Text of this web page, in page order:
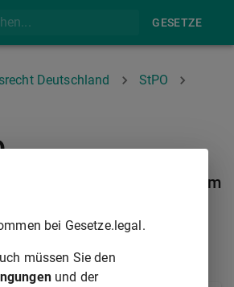
GESETZE
Deutschland
StPO
für Auslagen als Gesam
bei Gesetze.legal.
müssen Sie den
und der